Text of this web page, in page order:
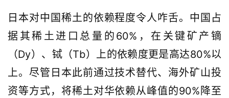
日本对中国稀土的依赖程度令人咋舌。中国占
据其稀土进口总量的60%，在关键矿产镝
（Dy）、铽（Tb）上的依赖度更是高达80%以
上。尽管日本此前通过技术替代、海外矿山投
资等方式，将稀土对华依赖从峰值的90%降至